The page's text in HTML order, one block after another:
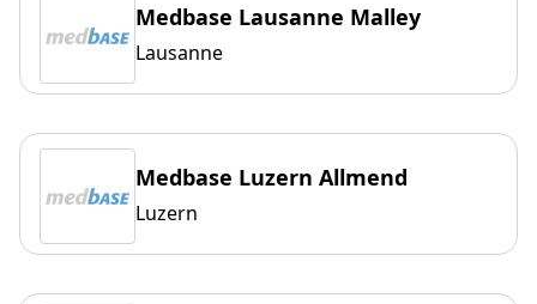
Medbase Lausanne Malley
Lausanne
Medbase Luzern Allmend
Luzern